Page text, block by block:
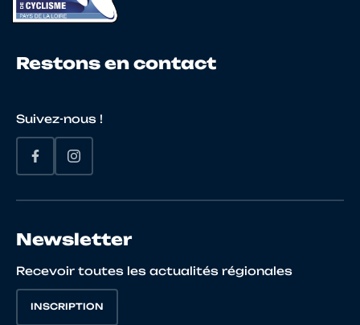
Restons en contact
Suivez-nous !
Newsletter
Recevoir toutes les actualités régionales
INSCRIPTION